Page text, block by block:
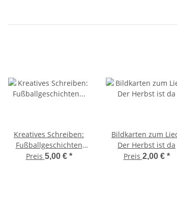
Kreatives Schreiben:
Fußballgeschichten
(Schreibanlässe)
Preis 5,00 € *
Bildkarten zum
Der Herbst ist da
Preis 2,00 € *